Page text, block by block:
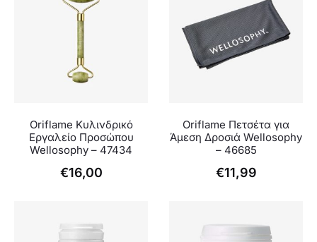
Oriflame Κυλινδρικό
Εργαλείο Προσώπου
Wellosophy – 47434
€16,00
Oriflame Πετσέτα για
Άμεση Δροσιά Wellosophy
– 46685
€11,99